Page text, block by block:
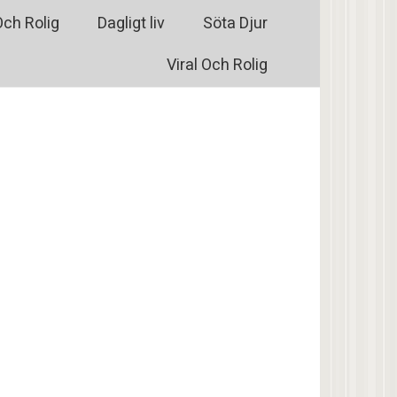
Rolig Dagligt liv Söta Djur
Viral Och Rolig